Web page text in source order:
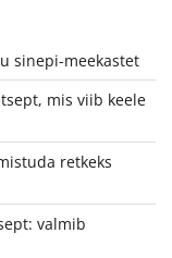
sinepi-meekastet
mis viib keele
retkeks
valmib